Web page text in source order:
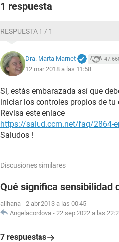
1 respuesta
RESPUESTA 1 / 1
Dra. Marta Marnet
12 mar 2018 a las 11:58
Sí, estás embarazada así que
iniciar los controles propios de tu
Revisa este enlace
https://salud.ccm.net/faq/2864-
Saludos !
Discusiones similares
Qué significa sensibilidad
alihana - 2 abr 2013 a las 00:45
Angelacordova - 22 sep 2022 a las
7 respuestas